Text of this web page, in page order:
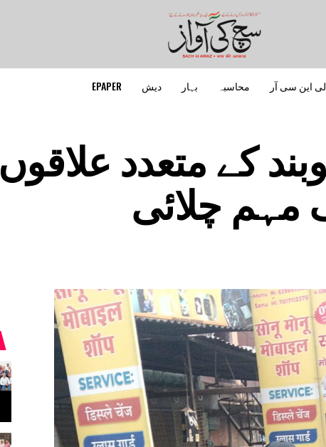
این سی آر محاسبہ بہار دیش EPAPER
کے متعدد علاقوں
مہم چلائی